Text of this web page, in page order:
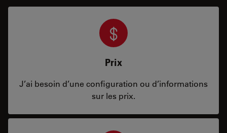
Prix
J’ai besoin d’une configuration ou d’informations
sur les prix.